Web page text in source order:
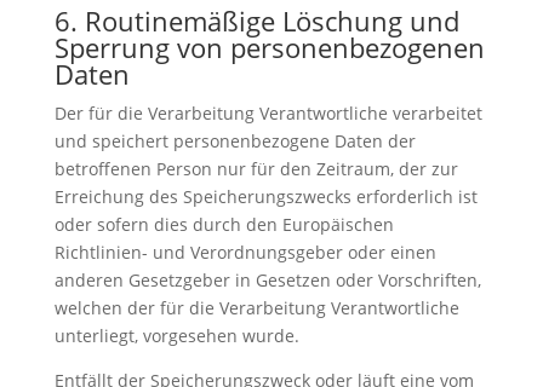
6. Routinemäßige Löschung und
Sperrung von personenbezogenen
Daten
Der für die Verarbeitung Verantwortliche verarbeitet
und speichert personenbezogene Daten der
betroffenen Person nur für den Zeitraum, der zur
Erreichung des Speicherungszwecks erforderlich ist
oder sofern dies durch den Europäischen
Richtlinien- und Verordnungsgeber oder einen
anderen Gesetzgeber in Gesetzen oder Vorschriften,
welchen der für die Verarbeitung Verantwortliche
unterliegt, vorgesehen wurde.
Entfällt der Speicherungszweck oder läuft eine vom